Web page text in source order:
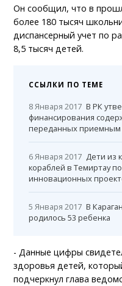
Он сообщил, что в
более 180 тысяч
диспансерный учет по
8,5 тысяч детей.
ССЫЛКИ ПО ТЕМЕ
8 Января 2017 В РК
финансирования
переданных приемным
6 Января 2017 Дети из
кораблей в Темиртау
инновационных
5 Января 2017 В
родилось 53 ребенка
- Данные цифры
здоровья детей,
подчеркнул глава